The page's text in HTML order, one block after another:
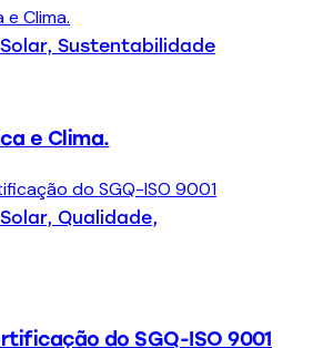
Sustentabilidade
e Clima.
Qualidade,
do SGQ-ISO 9001